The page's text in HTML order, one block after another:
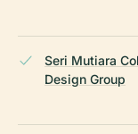
Seri Mutiara
Design Group